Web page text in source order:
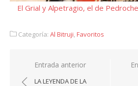
El Grial y Alpetragio, el de
Categoría: Al Bitruji,Favoritos
Navegación
de
Entrada anterior
LA LEYENDA DE LA